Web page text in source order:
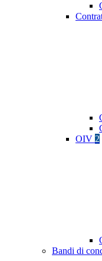
OIV 2
Bandi di